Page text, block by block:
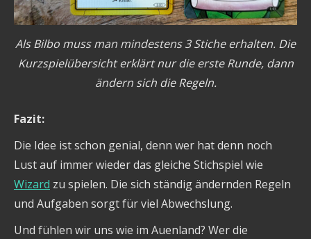
Als Bilbo muss man mindestens 3 Stiche erhalten. Die
Kurzspielübersicht erklärt nur die erste Runde, dann
ändern sich die Regeln.
Fazit:
Die Idee ist schon genial, denn wer hat denn noch
Lust auf immer wieder das gleiche Stichspiel wie
Wizard zu spielen. Die sich ständig ändernden Regeln
und Aufgaben sorgt für viel Abwechslung.
Und fühlen wir uns wie im Auenland? Wer die